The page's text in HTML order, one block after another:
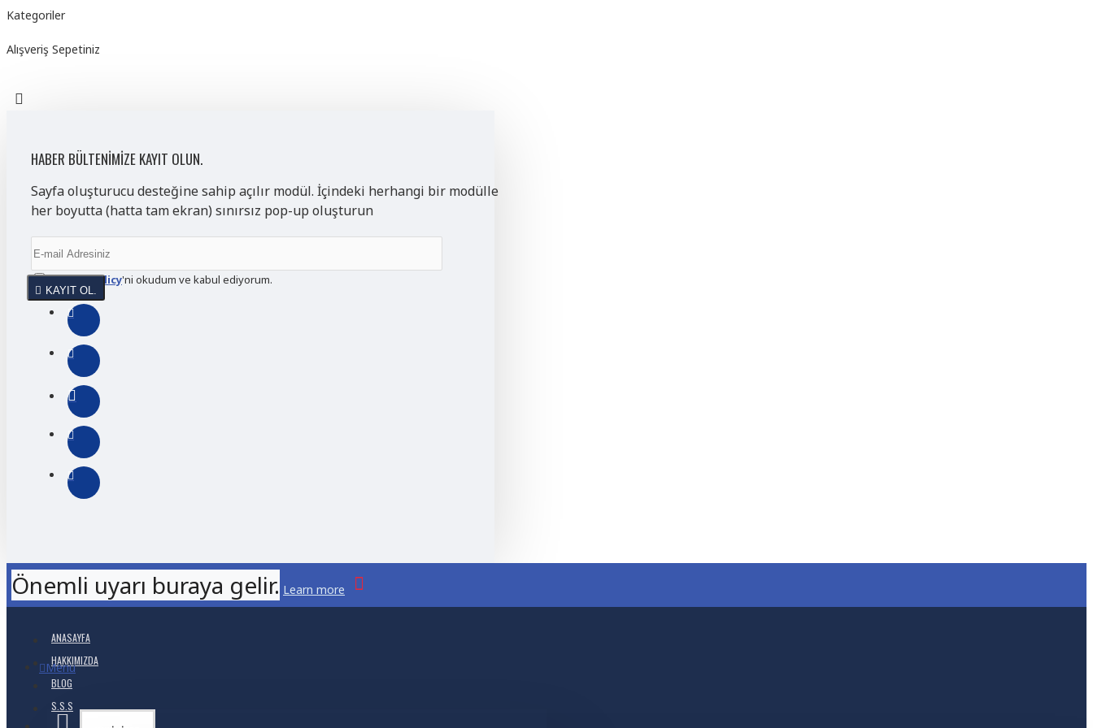
Kategoriler
Alışveriş Sepetiniz
HABER BÜLTENIMIZE KAYIT OLUN.
Sayfa oluşturucu desteğine sahip açılır modül. İçindeki herhangi bir modülle
her boyutta (hatta tam ekran) sınırsız pop-up oluşturun
KAYIT OL.
Privacy Policy'ni okudum ve kabul ediyorum.
Önemli uyarı buraya gelir. Learn more
ANASAYFA
HAKKIMIZDA
BLOG
S.S.S
Menu